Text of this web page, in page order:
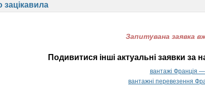
Запитувана заявка
Подивитися інші актуальні заявки
вантажі Франція —
вантажні перевезення